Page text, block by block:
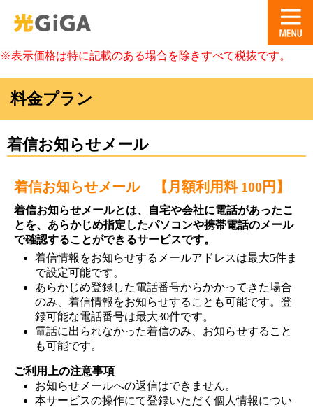
※表示価格は特に記載のある場合を除きすべて税抜です。
料金プラン
着信お知らせメール
着信お知らせメール 【月額利用料 100円】
着信お知らせメールとは、自宅や会社に電話があったこ
とを、あらかじめ指定したパソコンや携帯電話のメール
で確認することができるサービスです。
着信情報をお知らせするメールアドレスは最大5件ま
で設定可能です。
あらかじめ登録した電話番号からかかってきた場合
のみ、着信情報をお知らせすることも可能です。登
録可能な電話番号は最大30件です。
電話に出られなかった着信のみ、お知らせすること
も可能です。
ご利用上の注意事項
お知らせメールへの返信はできません。
本サービスの操作にて登録いただく個人情報につい